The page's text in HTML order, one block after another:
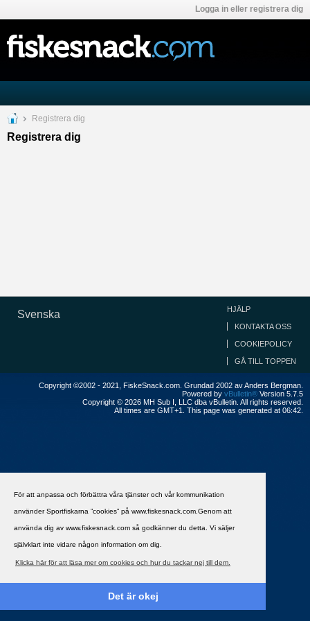
För att anpassa och förbättra våra tjänster och vår kommunikation
använder Sportfiskarna ”cookies” på www.fiskesnack.com.Genom att
använda dig av www.fiskesnack.com så godkänner du detta. Vi säljer
självklart inte vidare någon information om dig.
Klicka här för att läsa mer om cookies och hur du tackar nej till dem.
Det är okej
Logga in eller registrera dig
Registrera dig
Registrera dig
Svenska HJÄLP
KONTAKTA OSS
COOKIEPOLICY
GÅ TILL TOPPEN
Copyright ©2002 - 2021, FiskeSnack.com. Grundad 2002 av Anders Bergman.
Powered by vBulletin® Version 5.7.5
Copyright © 2026 MH Sub I, LLC dba vBulletin. All rights reserved.
All times are GMT+1. This page was generated at 06:42.